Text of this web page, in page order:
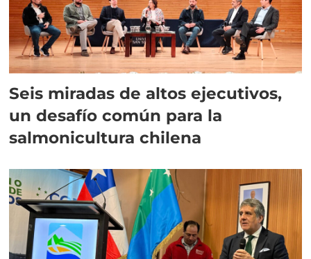
Seis miradas de altos ejecutivos,
un desafío común para la
salmonicultura chilena